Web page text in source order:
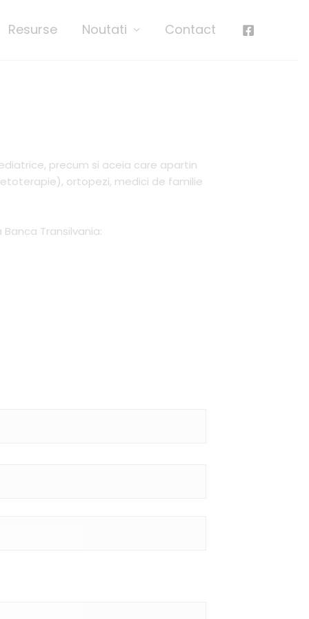
Resurse Noutati Contact
precum si aceia care apartin
ortopezi, medici de familie
Transilvania: